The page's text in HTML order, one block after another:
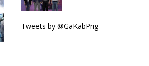
Tweets by @GaKabPrig